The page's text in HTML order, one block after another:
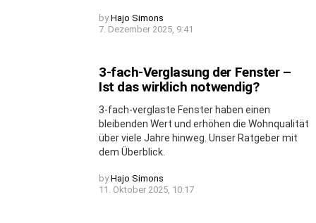
by Hajo Simons
7. Dezember 2025, 9:41
3-fach-Verglasung der Fenster –
Ist das wirklich notwendig?
3-fach-verglaste Fenster haben einen
bleibenden Wert und erhöhen die Wohnqualität
über viele Jahre hinweg. Unser Ratgeber mit
dem Überblick.
by Hajo Simons
11. Oktober 2025, 10:17